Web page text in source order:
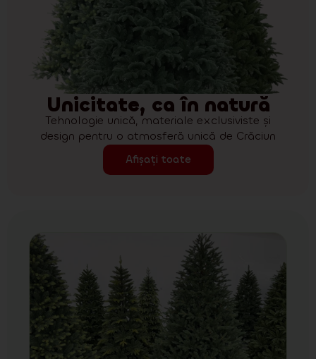
Unicitate, ca în natură
Tehnologie unică, materiale exclusiviste și
design pentru o atmosferă unică de Crăciun
Afișați toate